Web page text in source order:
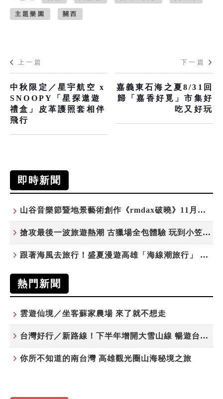
主題樂園 關西
上一篇
中秋限定／星宇航空 x
SNOOPY「星探遨遊
禮盒」皮革護照套相伴
飛行
下一篇
嘉義東石海之夏8/31回
歸「嘉香好覓」市集好
吃又好玩
即時新聞
山谷音樂節暨地景藝術創作《rmdax破曉》11月花蓮銅門登場
搶攻最後一波旅遊熱潮 古獵場全包體驗 玩到小笠原夜遊觀星
跟著海風去旅行！盛夏漫遊高雄「海線潮旅行」 五大主題遊程探索漁村魅力
熱門新聞
雲遊仙境／坐客蘇家農場 來了就不想走
台灣好行／新路線！下半年增開大雪山線 暢遊台中更便利
你所不知道的南台灣 高雄觀光圈山海秘境之旅